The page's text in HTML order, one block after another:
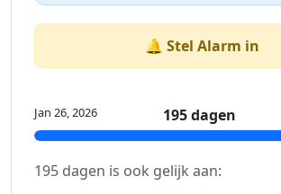
🔔 Stel Alarm in
Jan 26, 2026 195 dagen
195 dagen is ook gelijk aan: